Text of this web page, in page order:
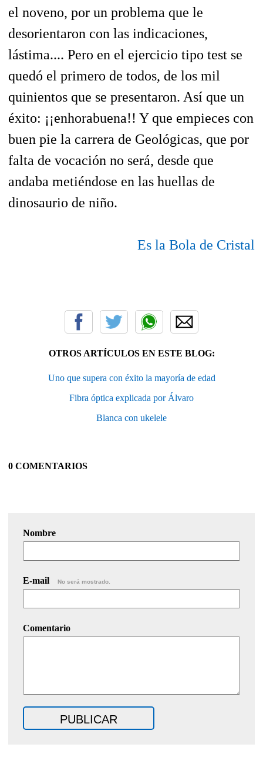
el noveno, por un problema que le
desorientaron con las indicaciones,
lástima.... Pero en el ejercicio tipo test se
quedó el primero de todos, de los mil
quinientos que se presentaron. Así que un
éxito: ¡¡enhorabuena!! Y que empieces con
buen pie la carrera de Geológicas, que por
falta de vocación no será, desde que
andaba metiéndose en las huellas de
dinosaurio de niño.
Es la Bola de Cristal
OTROS ARTÍCULOS EN ESTE BLOG:
Uno que supera con éxito la mayoría de edad
Fibra óptica explicada por Álvaro
Blanca con ukelele
0 COMENTARIOS
Nombre
E-mail No será mostrado.
Comentario